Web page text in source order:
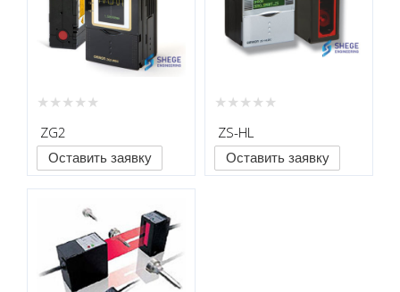
ZG2
Оставить заявку
ZS-HL
Оставить заявку